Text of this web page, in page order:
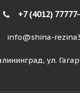
+7 (4012)
info@shina-
ул.